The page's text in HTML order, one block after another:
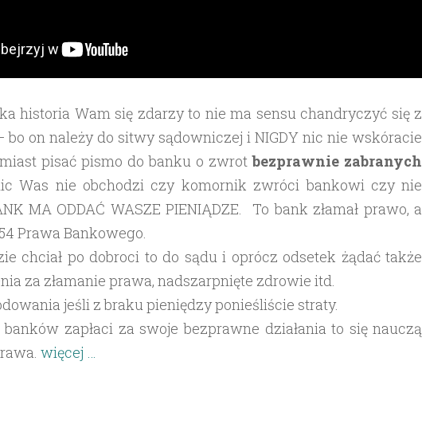
historia Wam się zdarzy to nie ma sensu chandryczyć się z
on należy do sitwy sądowniczej i NIGDY nic nie wskóracie
pisać pismo do banku o zwrotbezprawnie zabranych
Was nie obchodzi czy komornik zwróci bankowi czy nie
MA ODDAĆ WASZE PIENIĄDZE. To bank złamał prawo, a
Prawa Bankowego.
chciał po dobroci to do sądu i oprócz odsetek żądać także
za złamanie prawa, nadszarpnięte zdrowie itd.
jeśli z braku pieniędzy ponieśliście straty.
zapłaci za swoje bezprawne działania to się nauczą
więcej …